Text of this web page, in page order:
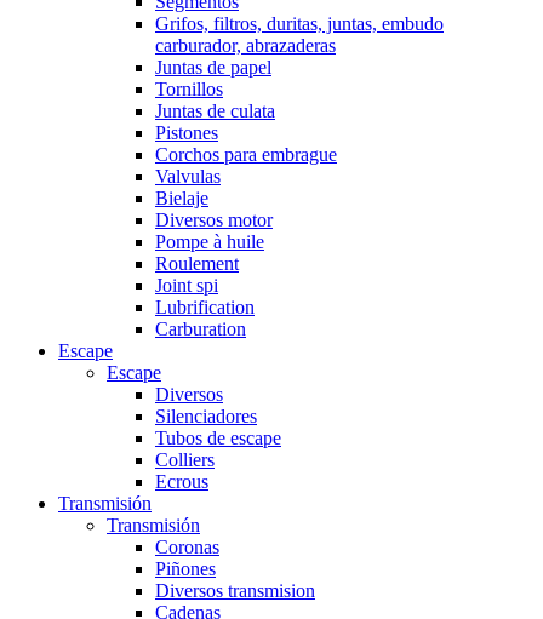
Grifos, filtros, duritas, juntas, embudo
carburador, abrazaderas
Juntas de papel
Tornillos
Juntas de culata
Pistones
Corchos para embrague
Valvulas
Bielaje
Diversos motor
Pompe à huile
Roulement
Joint spi
Lubrification
Carburation
Escape
Escape
Diversos
Silenciadores
Tubos de escape
Colliers
Ecrous
Transmisión
Transmisión
Coronas
Piñones
Diversos transmision
Cadenas